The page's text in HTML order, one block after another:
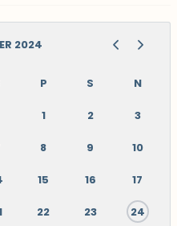
2024
P S N
1 2 3
8 9 10
15 16 17
22 23 24